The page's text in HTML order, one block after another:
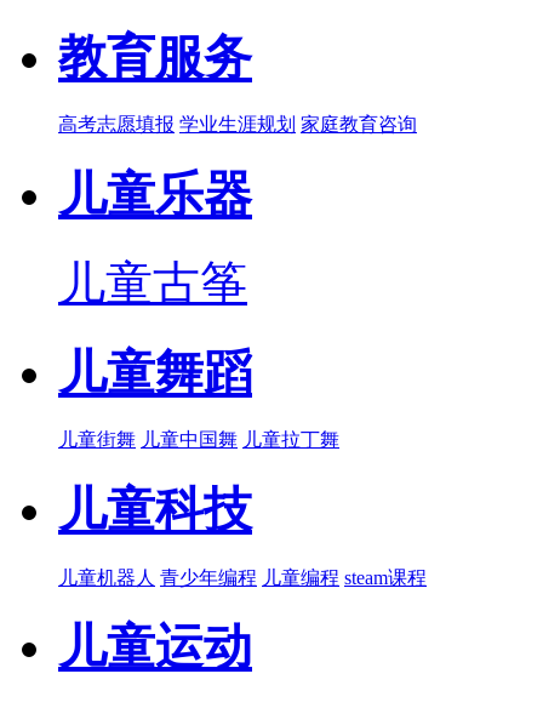
教育服务
高考志愿填报 学业生涯规划 家庭教育咨询
儿童乐器
儿童古筝
儿童舞蹈
儿童街舞 儿童中国舞 儿童拉丁舞
儿童科技
儿童机器人 青少年编程 儿童编程 steam课程
儿童运动